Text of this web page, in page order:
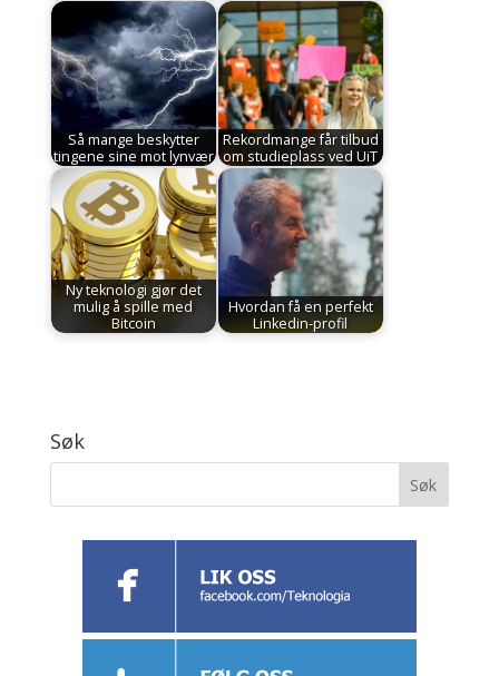
Så mange beskytter
tingene sine mot lynvær
Rekordmange får tilbud
om studieplass ved UiT
Ny teknologi gjør det
mulig å spille med
Bitcoin
Hvordan få en perfekt
Linkedin-profil
Søk